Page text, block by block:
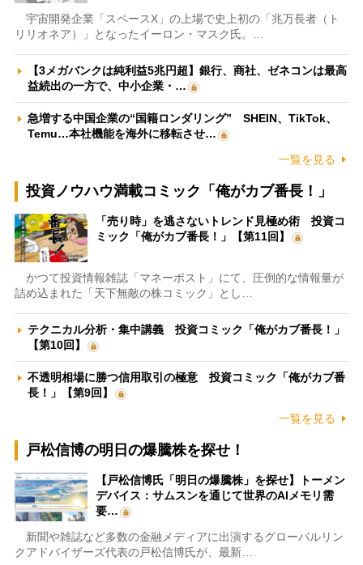
宇宙開発企業「スペースX」の上場で史上初の「兆万長者（ト
リリオネア）」となったイーロン・マスク氏。…
【3メガバンクは純利益5兆円超】銀行、商社、ゼネコンは最高
益続出の一方で、中小企業・…
急増する中国企業の“国籍ロンダリング” SHEIN、TikTok、
Temu…本社機能を海外に移転させ…
一覧を見る
投資ノウハウ満載コミック「俺がカブ番長！」
「売り時」を逃さないトレンド見極め術 投資コ
ミック「俺がカブ番長！」【第11回】
かつて投資情報雑誌「マネーポスト」にて、圧倒的な情報量が
詰め込まれた「天下無敵の株コミック」とし…
テクニカル分析・集中講義 投資コミック「俺がカブ番長！」
【第10回】
不透明相場に勝つ信用取引の極意 投資コミック「俺がカブ番
長！」【第9回】
一覧を見る
戸松信博の明日の爆騰株を探せ！
【戸松信博氏「明日の爆騰株」を探せ】トーメン
デバイス：サムスンを通じて世界のAIメモリ需
要…
新聞や雑誌など多数の金融メディアに出演するグローバルリン
クアドバイザーズ代表の戸松信博氏が、最新…